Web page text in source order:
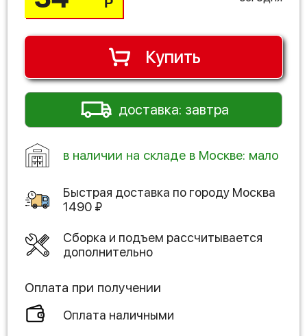
Купить
доставка: завтра
в наличии на складе в Москве: мало
Быстрая доставка по городу Москва
1490 ₽
Сборка и подъем рассчитывается
дополнительно
Оплата при получении
Оплата наличными